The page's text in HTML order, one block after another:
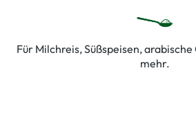
Für Milchreis, Süßspeisen,
mehr.